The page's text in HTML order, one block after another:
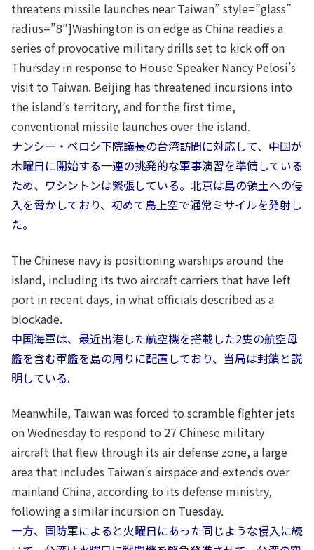
threatens missile launches near Taiwan” style=”glass”
radius=”8″]Washington is on edge as China readies a
series of provocative military drills set to kick off on
Thursday in response to House Speaker Nancy Pelosi’s
visit to Taiwan. Beijing has threatened incursions into
the island’s territory, and for the first time,
conventional missile launches over the island.
ナンシー・ペロシ下院議長の台湾訪問に対応して、中国が
木曜日に開始する一連の挑発的な軍事演習を準備している
ため、ワシントンは緊張している。北京は島の領土への侵
入を脅かしており、初めて島上空で通常ミサイルを発射し
た。
The Chinese navy is positioning warships around the
island, including its two aircraft carriers that have left
port in recent days, in what officials described as a
blockade.
中国海軍は、最近出港した航空機を搭載した2隻の航空母
艦を含む軍艦を島の周りに配置しており、当局は封鎖と説
明している.
Meanwhile, Taiwan was forced to scramble fighter jets
on Wednesday to respond to 27 Chinese military
aircraft that flew through its air defense zone, a large
area that includes Taiwan’s airspace and extends over
mainland China, according to its defense ministry,
following a similar incursion on Tuesday.
一方、国防軍によると火曜日にあった同じような侵入に続